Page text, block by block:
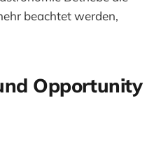
beachtet werden,
Opportunity